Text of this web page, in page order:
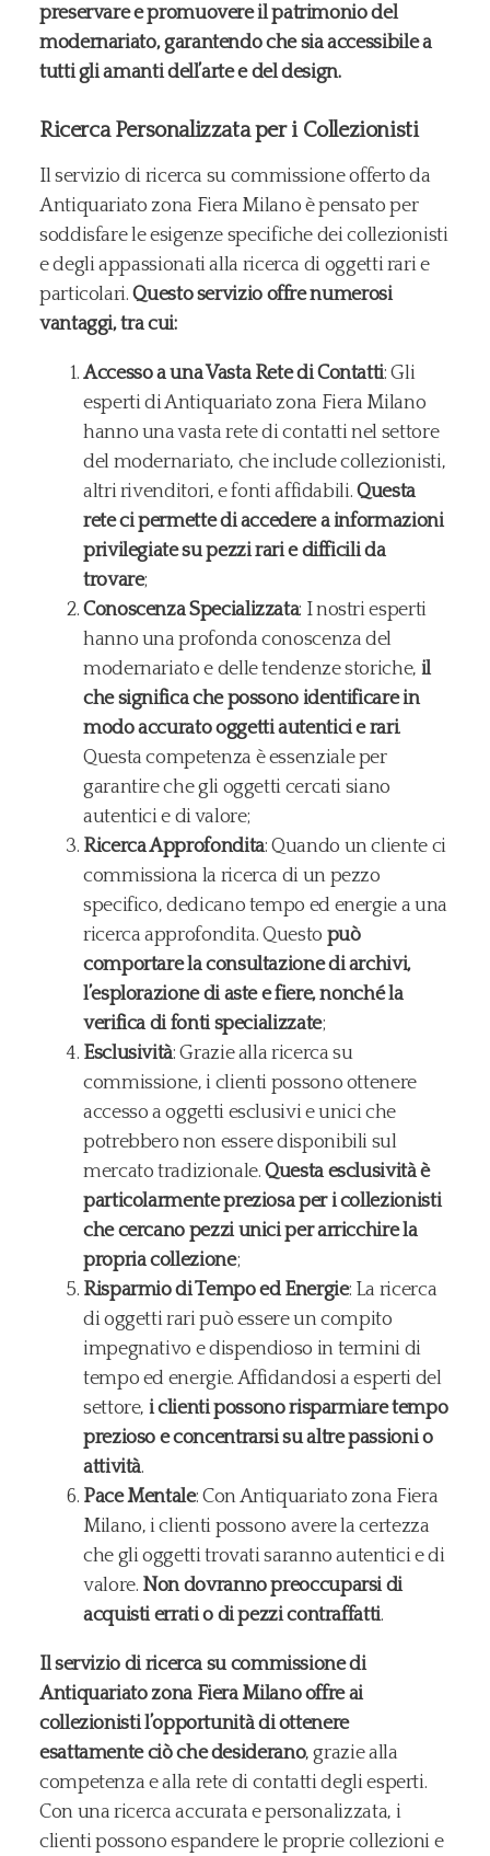
preservare e promuovere il patrimonio del
modernariato, garantendo che sia accessibile a
tutti gli amanti dell’arte e del design.
Ricerca Personalizzata per i Collezionisti
Il servizio di ricerca su commissione offerto da
Antiquariato zona Fiera Milano è pensato per
soddisfare le esigenze specifiche dei collezionisti
e degli appassionati alla ricerca di oggetti rari e
particolari.Questo servizio offre numerosi
vantaggi, tra cui:
Accesso a una Vasta Rete di Contatti: Gli
esperti di Antiquariato zona Fiera Milano
hanno una vasta rete di contatti nel settore
del modernariato, che include collezionisti,
altri rivenditori, e fonti affidabili. Questa
rete ci permette di accedere a informazioni
privilegiate su pezzi rari e difficili da
trovare;
Conoscenza Specializzata: I nostri esperti
hanno una profonda conoscenza del
modernariato e delle tendenze storiche, il
che significa che possono identificare in
modo accurato oggetti autentici e rari.
Questa competenza è essenziale per
garantire che gli oggetti cercati siano
autentici e di valore;
Ricerca Approfondita: Quando un cliente ci
commissiona la ricerca di un pezzo
specifico, dedicano tempo ed energie a una
ricerca approfondita. Questo può
comportare la consultazione di archivi,
l’esplorazione di aste e fiere, nonché la
verifica di fonti specializzate;
Esclusività: Grazie alla ricerca su
commissione, i clienti possono ottenere
accesso a oggetti esclusivi e unici che
potrebbero non essere disponibili sul
mercato tradizionale.Questa esclusività è
particolarmente preziosa per i collezionisti
che cercano pezzi unici per arricchire la
propria collezione;
Risparmio di Tempo ed Energie: La ricerca
di oggetti rari può essere un compito
impegnativo e dispendioso in termini di
tempo ed energie. Affidandosi a esperti del
settore, i clienti possono risparmiare tempo
prezioso e concentrarsi su altre passioni o
attività.
Pace Mentale: Con Antiquariato zona Fiera
Milano, i clienti possono avere la certezza
che gli oggetti trovati saranno autentici e di
valore. Non dovranno preoccuparsi di
acquisti errati o di pezzi contraffatti.
Il servizio di ricerca su commissione di
Antiquariato zona Fiera Milano offre ai
collezionisti l’opportunità di ottenere
esattamente ciò che desiderano, grazie alla
competenza e alla rete di contatti degli esperti.
Con una ricerca accurata e personalizzata, i
clienti possono espandere le proprie collezioni e